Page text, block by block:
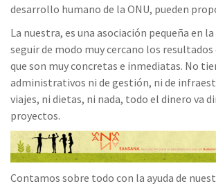
desarrollo humano de la ONU, pueden
La nuestra, es una asociación pequeña en la
seguir de modo muy cercano los resultados
que son muy concretas e inmediatas. No
administrativos ni de gestión, ni de
viajes, ni dietas, ni nada, todo el dinero va
proyectos.
Contamos sobre todo con la ayuda de